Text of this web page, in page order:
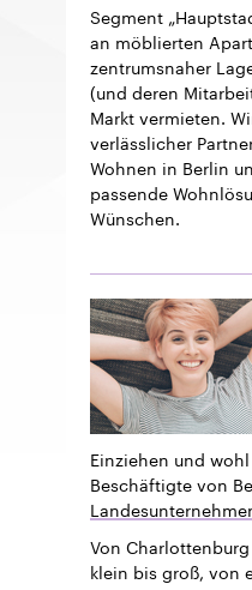
Segment
an möblierten
zentrumsnaher
(und deren
Markt vermieten.
verlässlicher
Wohnen in Berlin
passende
Wünschen.
Einziehen und
Beschäftigte von
Von
klein bis groß, von